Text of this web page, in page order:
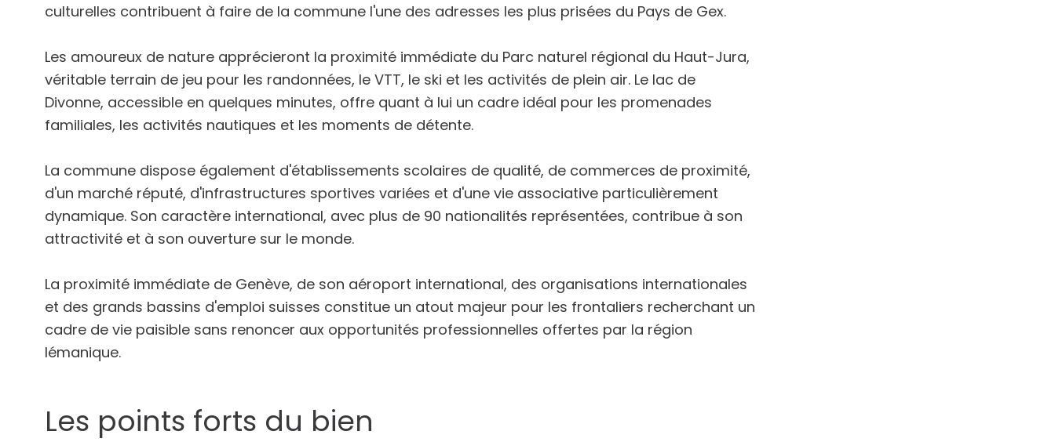
culturelles contribuent à faire de la commune l'une des adresses les plus prisées du Pays de Gex.
Les amoureux de nature apprécieront la proximité immédiate du Parc naturel régional du Haut-Jura,
véritable terrain de jeu pour les randonnées, le VTT, le ski et les activités de plein air. Le lac de
Divonne, accessible en quelques minutes, offre quant à lui un cadre idéal pour les promenades
familiales, les activités nautiques et les moments de détente.
La commune dispose également d'établissements scolaires de qualité, de commerces de proximité,
d'un marché réputé, d'infrastructures sportives variées et d'une vie associative particulièrement
dynamique. Son caractère international, avec plus de 90 nationalités représentées, contribue à son
attractivité et à son ouverture sur le monde.
La proximité immédiate de Genève, de son aéroport international, des organisations internationales
et des grands bassins d'emploi suisses constitue un atout majeur pour les frontaliers recherchant un
cadre de vie paisible sans renoncer aux opportunités professionnelles offertes par la région
lémanique.
Les points forts du bien